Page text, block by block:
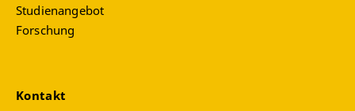
Studienangebot
Forschung
Kontakt